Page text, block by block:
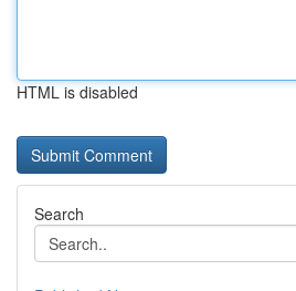
HTML is disabled
Search